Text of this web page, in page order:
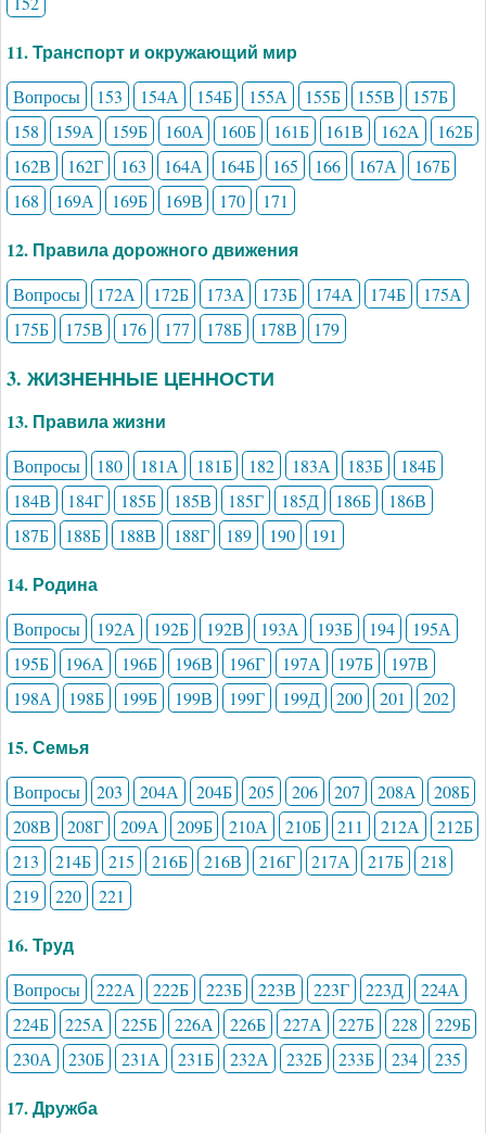
11. Транспорт и окружающий мир
Вопросы 153 154А 154Б 155А 155Б 155В
157Б
158
159А 159Б 160А 160Б 161Б 161В 162А
162Б
162В
162Г 163 164А 164Б 165 166 167А
167Б
168
169А 169Б 169В 170 171
12. Правила дорожного движения
Вопросы 172А 172Б 173А 173Б 174А 174Б
175А
175Б
175В 176 177 178Б 178В 179
3. ЖИЗНЕННЫЕ ЦЕННОСТИ
13. Правила жизни
Вопросы 180 181А 181Б 182 183А 183Б
184Б
184В
184Г 185Б 185В 185Г 185Д 186Б
186В
187Б
188Б 188В 188Г 189 190 191
14. Родина
Вопросы 192А 192Б 192В 193А 193Б 194
195А
195Б
196А 196Б 196В 196Г 197А 197Б
197В
198А
198Б 199Б 199В 199Г 199Д 200 201 202
15. Семья
Вопросы 203 204А 204Б 205 206 207 208А
208Б
208В
208Г 209А 209Б 210А 210Б 211 212А
212Б
213
214Б 215 216Б 216В 216Г 217А 217Б
218
219
220 221
16. Труд
Вопросы 222А 222Б 223Б 223В 223Г 223Д
224А
224Б
225А 225Б 226А 226Б 227А 227Б 228
229Б
230А
230Б 231А 231Б 232А 232Б 233Б 234 235
17. Дружба